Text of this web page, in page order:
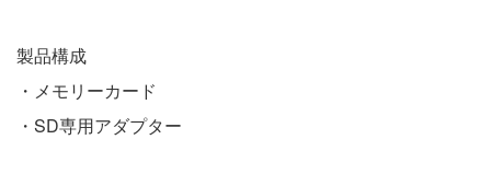
製品構成
・メモリーカード
・SD専用アダプター